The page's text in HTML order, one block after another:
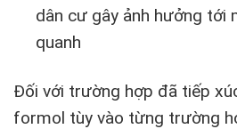
dân cư gây ảnh hưởng tới
quanh
Đối với trường hợp đã tiếp
formol tùy vào từng trường